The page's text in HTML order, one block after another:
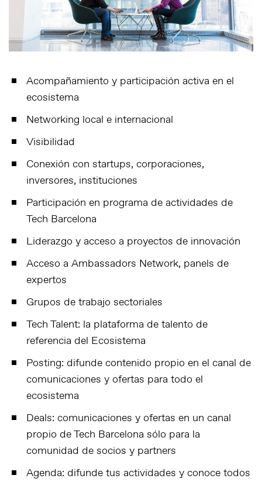
Acompañamiento y participación activa en el
ecosistema
Networking local e internacional
Visibilidad
Conexión con startups, corporaciones,
inversores, instituciones
Participación en programa de actividades de
Tech Barcelona
Liderazgo y acceso a proyectos de innovación
Acceso a Ambassadors Network, panels de
expertos
Grupos de trabajo sectoriales
Tech Talent: la plataforma de talento de
referencia del Ecosistema
Posting: difunde contenido propio en el canal de
comunicaciones y ofertas para todo el
ecosistema
Deals: comunicaciones y ofertas en un canal
propio de Tech Barcelona sólo para la
comunidad de socios y partners
Agenda: difunde tus actividades y conoce todos